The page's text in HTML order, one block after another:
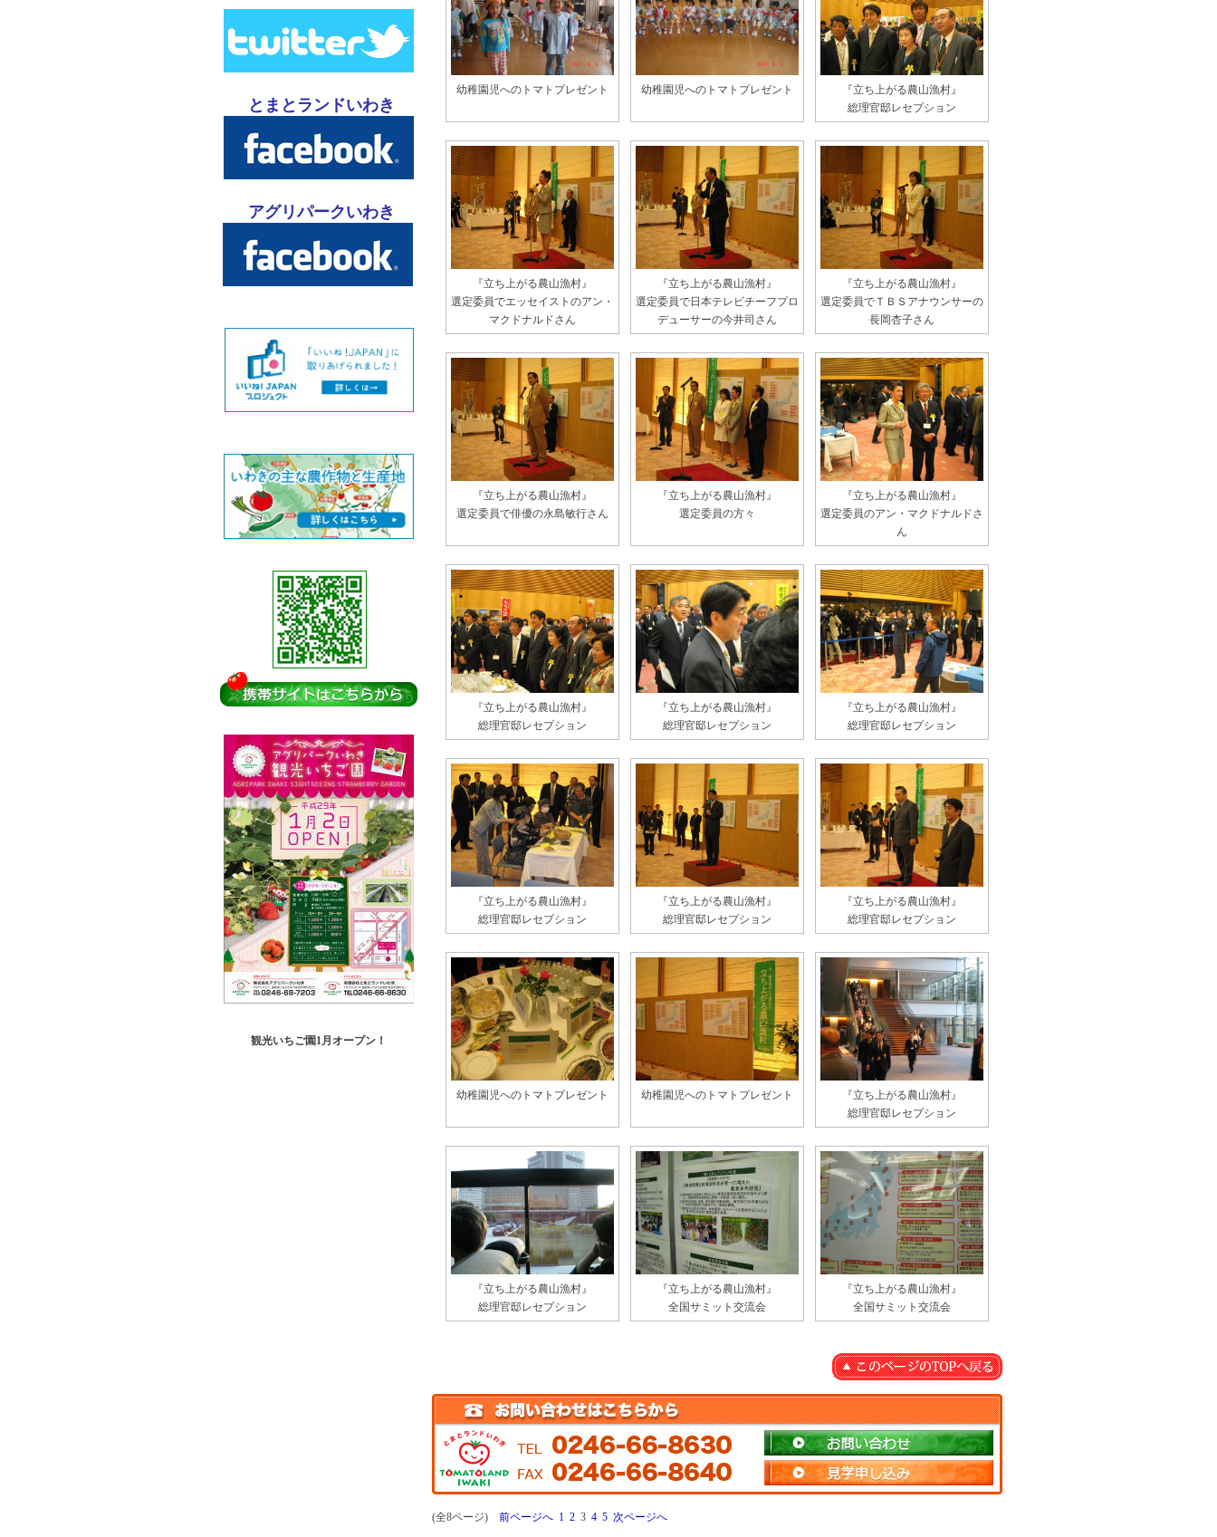
とまとランドいわき
アグリパークいわき
観光いちご園1月オープン！
幼稚園児へのトマトプレゼント 幼稚園児へのトマトプレゼント
『立ち上がる農山漁村』
総理官邸レセプション
『立ち上がる農山漁村』
選定委員でエッセイストのアン・
マクドナルドさん
『立ち上がる農山漁村』
選定委員で日本テレビチーフプロ
デューサーの今井司さん
『立ち上がる農山漁村』
選定委員でＴＢＳアナウンサーの
長岡杏子さん
『立ち上がる農山漁村』
選定委員で俳優の永島敏行さん
『立ち上がる農山漁村』
選定委員の方々
『立ち上がる農山漁村』
選定委員のアン・マクドナルドさ
ん
『立ち上がる農山漁村』
総理官邸レセプション
『立ち上がる農山漁村』
総理官邸レセプション
『立ち上がる農山漁村』
総理官邸レセプション
『立ち上がる農山漁村』
総理官邸レセプション
『立ち上がる農山漁村』
総理官邸レセプション
『立ち上がる農山漁村』
総理官邸レセプション
幼稚園児へのトマトプレゼント 幼稚園児へのトマトプレゼント
『立ち上がる農山漁村』
総理官邸レセプション
『立ち上がる農山漁村』
総理官邸レセプション
『立ち上がる農山漁村』
全国サミット交流会
『立ち上がる農山漁村』
全国サミット交流会
(全8ページ) 前ページへ 1 2 3 4 5 次ページへ